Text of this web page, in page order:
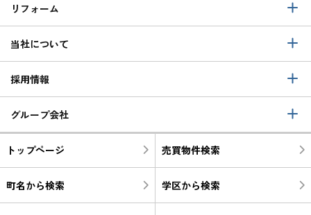
リフォーム
当社について
採用情報
グループ会社
トップページ 売買物件検索
町名から検索 学区から検索